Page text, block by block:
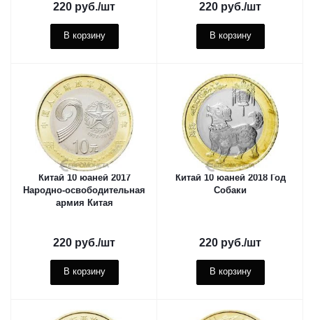
220 руб./шт
В корзину
220 руб./шт
В корзину
Китай 10 юаней 2017
Народно-освободительная
армия Китая
220 руб./шт
В корзину
Китай 10 юаней 2018 Год
Собаки
220 руб./шт
В корзину